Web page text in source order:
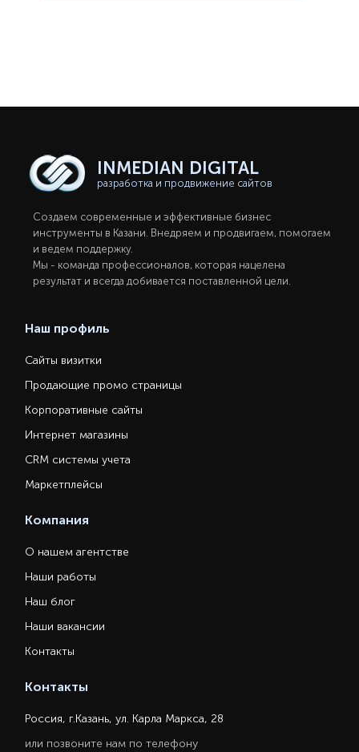
INMEDIAN DIGITAL
разработка и продвижение сайтов
Создаем современные и эффективные бизнес
инструменты в Казани. Внедряем и продвигаем, помогаем
и ведем поддержку.
Мы - команда профессионалов, которая нацелена
результат и всегда добивается поставленной цели.
Наш профиль
Сайты визитки
Продающие промо страницы
Корпоративные сайты
Интернет магазины
CRM системы учета
Маркетплейсы
Компания
О нашем агентстве
Наши работы
Наш блог
Наши вакансии
Контакты
Контакты
Россия, г.Казань, ул. Карла Маркса, 28
или позвоните нам по телефону